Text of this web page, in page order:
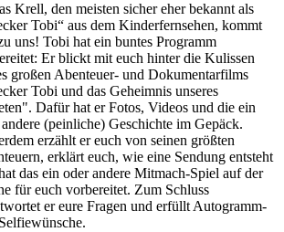
Krell, den meisten sicher eher bekannt als
Tobi“ aus dem Kinderfernsehen, kommt
uns! Tobi hat ein buntes Programm
Er blickt mit euch hinter die Kulissen
großen Abenteuer- und Dokumentarfilms
Tobi und das Geheimnis unseres
Dafür hat er Fotos, Videos und die ein
(peinliche) Geschichte im Gepäck.
erzählt er euch von seinen größten
erklärt euch, wie eine Sendung entsteht
das ein oder andere Mitmach-Spiel auf der
für euch vorbereitet. Zum Schluss
er eure Fragen und erfüllt Autogramm-